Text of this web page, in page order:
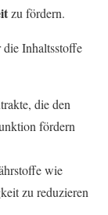
zu fördern.
Inhaltsstoffe
die den
fördern
wie
zu reduzieren